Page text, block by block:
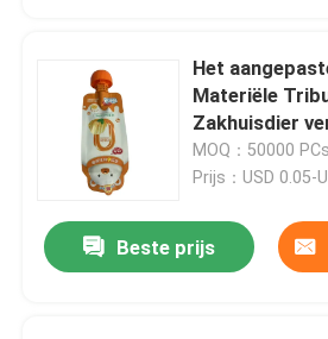
Het
Materiële
Zakhuisdier
omhoog Zak
MOQ：50000 PCs
Prijs：USD 0.05-
Beste prijs